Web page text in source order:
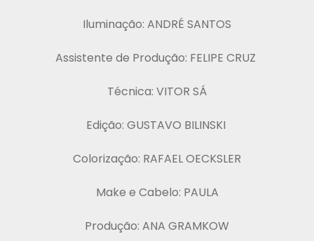
Iluminação: ANDRÉ SANTOS
Assistente de Produção: FELIPE CRUZ
Técnica: VITOR SÁ
Edição: GUSTAVO BILINSKI
Colorização: RAFAEL OECKSLER
Make e Cabelo: PAULA
Produção: ANA GRAMKOW